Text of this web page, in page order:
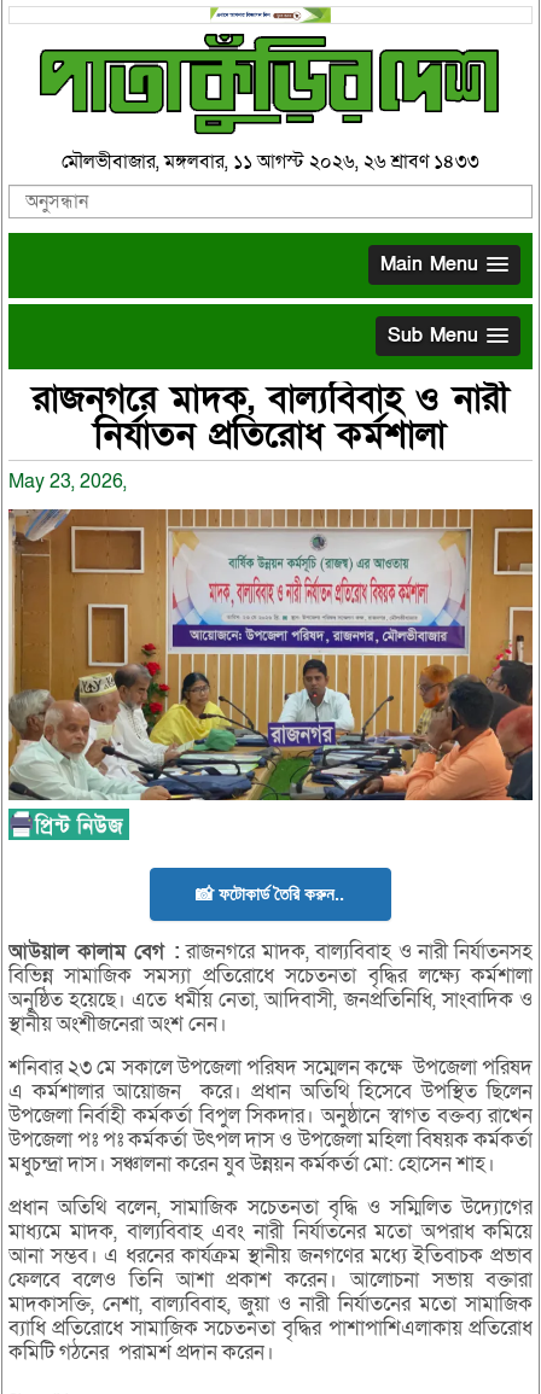
মৌলভীবাজার, মঙ্গলবার, ১১ আগস্ট ২০২৬, ২৬ শ্রাবণ ১৪৩৩
Main Menu
Sub Menu
রাজনগরে মাদক, বাল্যবিবাহ ও নারী
নির্যাতন প্রতিরোধ কর্মশালা
May 23, 2026,
📸 ফটোকার্ড তৈরি করুন..
আউয়ালকালামবেগ : রাজনগরে মাদক, বাল্যবিবাহ ও নারী নির্যাতনসহ
বিভিন্ন সামাজিক সমস্যা প্রতিরোধে সচেতনতা বৃদ্ধির লক্ষ্যে কর্মশালা
অনুষ্ঠিত হয়েছে। এতে ধর্মীয় নেতা, আদিবাসী, জনপ্রতিনিধি, সাংবাদিক ও
স্থানীয় অংশীজনেরা অংশ নেন।
শনিবার ২৩ মে সকালে উপজেলা পরিষদ সম্মেলন কক্ষে উপজেলা পরিষদ
এ কর্মশালার আয়োজন করে। প্রধান অতিথি হিসেবে উপস্থিত ছিলেন
উপজেলা নির্বাহী কর্মকর্তা বিপুল সিকদার। অনুষ্ঠানে স্বাগত বক্তব্য রাখেন
উপজেলা পঃ পঃ কর্মকর্তা উৎপল দাস ও উপজেলা মহিলা বিষয়ক কর্মকর্তা
মধুচন্দ্রা দাস। সঞ্চালনা করেন যুব উন্নয়ন কর্মকর্তা মো: হোসেন শাহ।
প্রধান অতিথি বলেন, সামাজিক সচেতনতা বৃদ্ধি ও সম্মিলিত উদ্যোগের
মাধ্যমে মাদক, বাল্যবিবাহ এবং নারী নির্যাতনের মতো অপরাধ কমিয়ে
আনা সম্ভব। এ ধরনের কার্যক্রম স্থানীয় জনগণের মধ্যে ইতিবাচক প্রভাব
ফেলবে বলেও তিনি আশা প্রকাশ করেন। আলোচনা সভায় বক্তারা
মাদকাসক্তি, নেশা, বাল্যবিবাহ, জুয়া ও নারী নির্যাতনের মতো সামাজিক
ব্যাধি প্রতিরোধে সামাজিক সচেতনতা বৃদ্ধির পাশাপাশিএলাকায় প্রতিরোধ
কমিটি গঠনের পরামর্শ প্রদান করেন।